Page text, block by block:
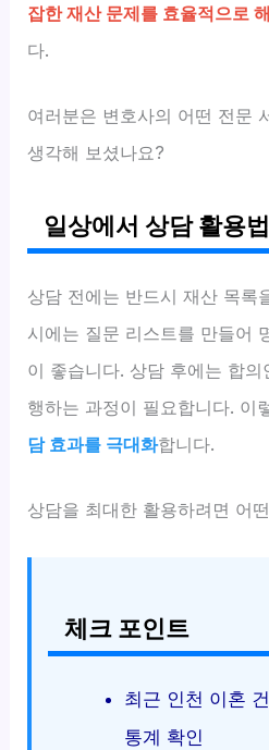
잡한 재산 문제를 효율적으로
다.
여러분은 변호사의 어떤 전문
생각해 보셨나요?
일상에서 상담 활용
상담 전에는 반드시 재산 목록
시에는 질문 리스트를 만들어
이 좋습니다. 상담 후에는 합
행하는 과정이 필요합니다. 이
담 효과를 극대화합니다.
상담을 최대한 활용하려면 어
체크 포인트
최근 인천 이혼
통계 확인